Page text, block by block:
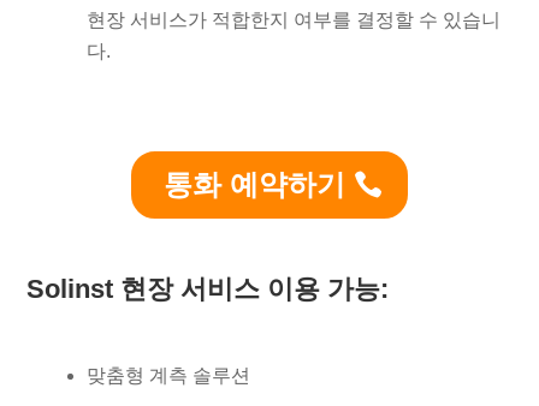
현장 서비스가 적합한지 여부를 결정할 수 있습니
다.
통화 예약하기
Solinst 현장 서비스 이용 가능:
맞춤형 계측 솔루션